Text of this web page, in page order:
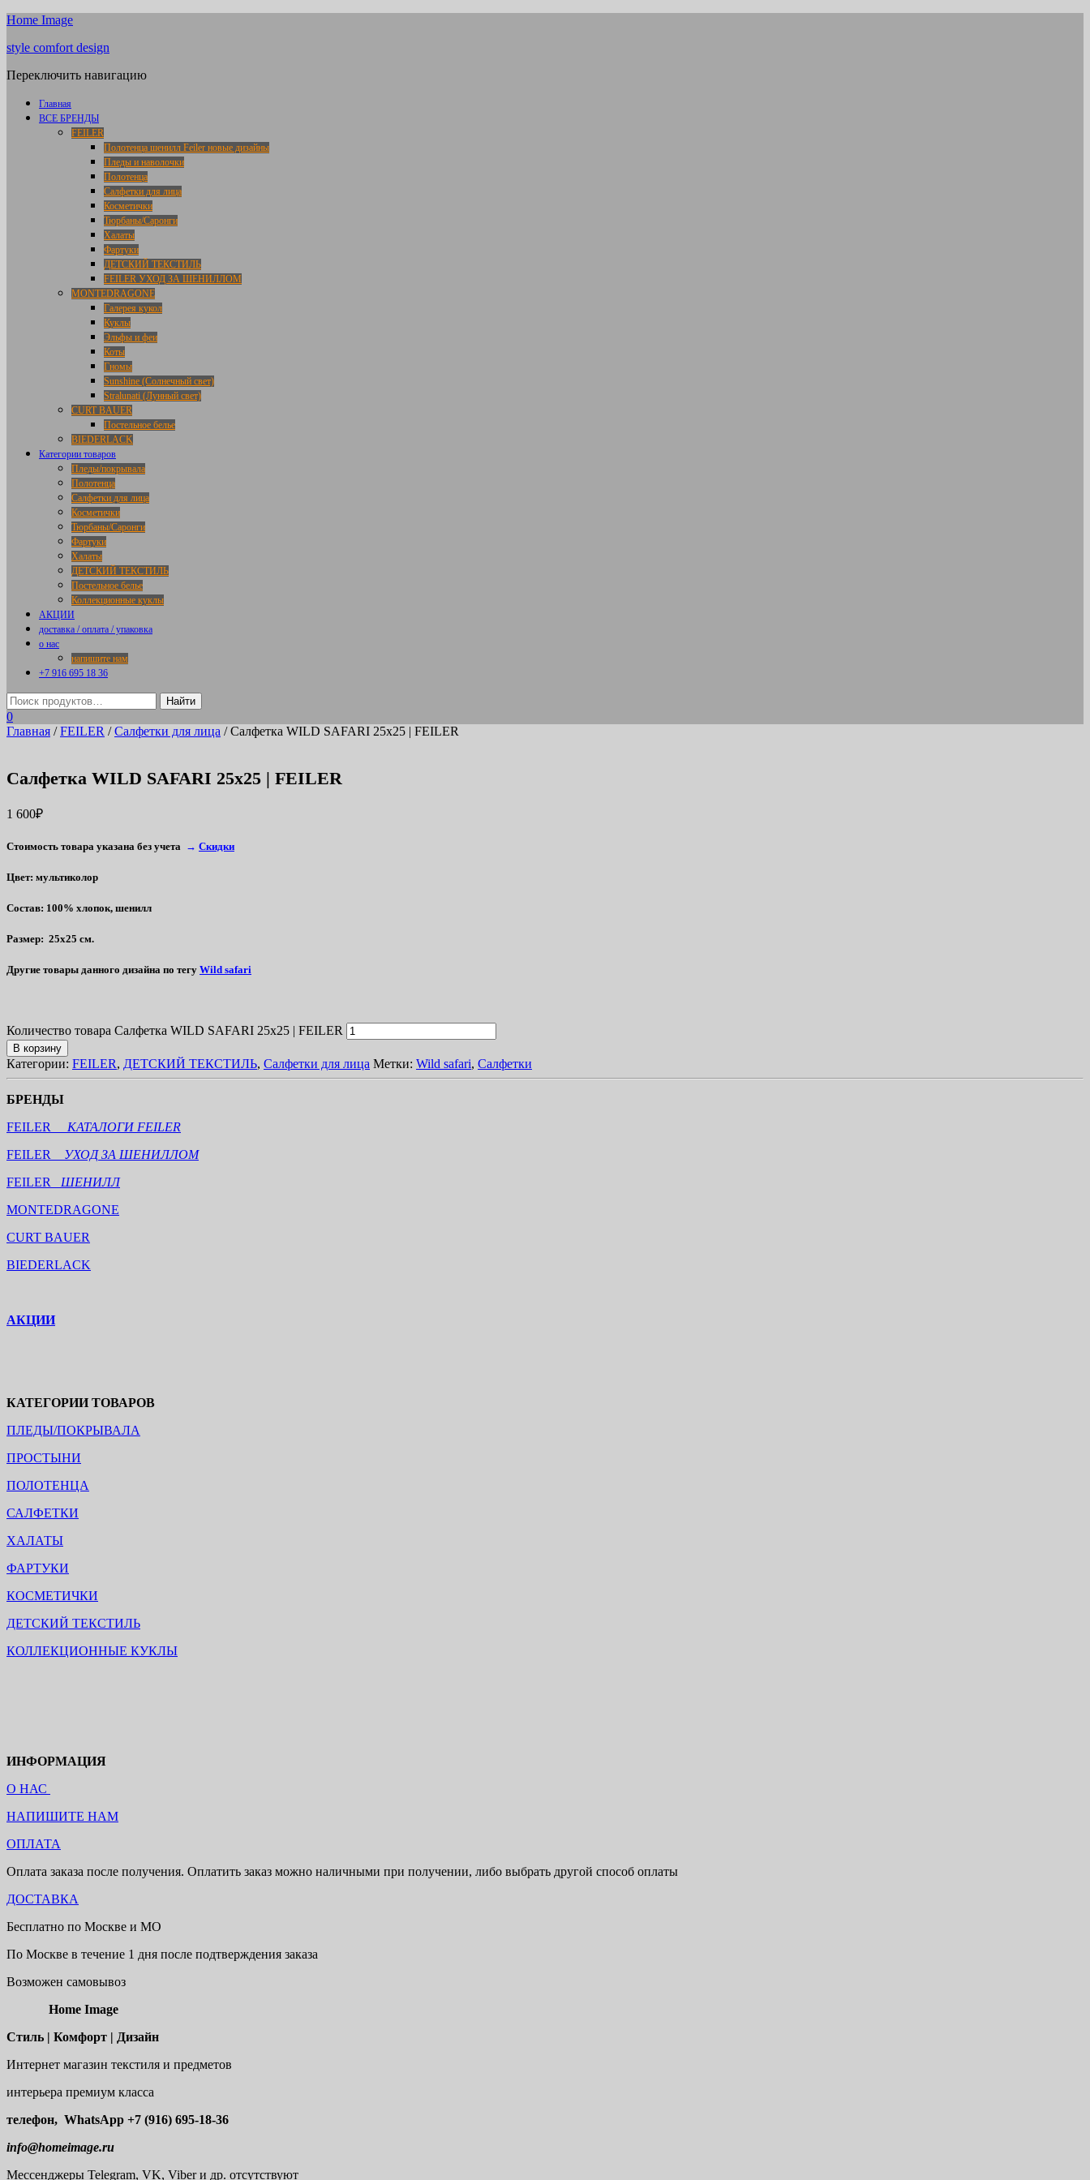
Home Image
style comfort design
Переключить навигацию
Главная
ВСЕ БРЕНДЫ
FEILER
Полотенца шенилл Feiler новые дизайны
Пледы и наволочки
Полотенца
Салфетки для лица
Косметички
Тюрбаны/Саронги
Халаты
Фартуки
ДЕТСКИЙ ТЕКСТИЛЬ
FEILER УХОД ЗА ШЕНИЛЛОМ
MONTEDRAGONE
Галерея кукол
Куклы
Эльфы и феи
Коты
Гномы
Sunshine (Солнечный свет)
Stralunati (Лунный свет)
CURT BAUER
Постельное белье
BIEDERLACK
Категории товаров
Пледы/покрывала
Полотенца
Салфетки для лица
Косметички
Тюрбаны/Саронги
Фартуки
Халаты
ДЕТСКИЙ ТЕКСТИЛЬ
Постельное белье
Коллекционные куклы
АКЦИИ
доставка / оплата / упаковка
о нас
напишите нам
+7 916 695 18 36
0
Главная /FEILER /Салфетки для лица / Салфетка WILD SAFARI 25х25 | FEILER
Салфетка WILD SAFARI 25х25 | FEILER
1 600₽
Стоимость товара указана без учета → Скидки
Цвет: мультиколор
Состав: 100% хлопок, шенилл
Размер: 25х25 см.
Другие товары данного дизайна по тегу Wild safari
Количество товара Салфетка WILD SAFARI 25х25 | FEILER
В корзину
Категории: FEILER, ДЕТСКИЙ ТЕКСТИЛЬ, Салфетки для лица Метки: Wild safari, Салфетки
БРЕНДЫ
FEILER КАТАЛОГИ FEILER
FEILER
УХОД ЗА ШЕНИЛЛОМ
FEILER ШЕНИЛЛ
MONTEDRAGONE
CURT BAUER
BIEDERLACK
АКЦИИ
КАТЕГОРИИ ТОВАРОВ
ПЛЕДЫ/ПОКРЫВАЛА
ПРОСТЫНИ
ПОЛОТЕНЦА
САЛФЕТКИ
ХАЛАТЫ
ФАРТУКИ
КОСМЕТИЧКИ
ДЕТСКИЙ ТЕКСТИЛЬ
КОЛЛЕКЦИОННЫЕ КУКЛЫ
ИНФОРМАЦИЯ
О НАС
НАПИШИТЕ НАМ
ОПЛАТА
Оплата заказа после получения. Оплатить заказ можно наличными при получении, либо выбрать другой способ оплаты
ДОСТАВКА
Бесплатно по Москве и МО
По Москве в течение 1 дня после подтверждения заказа
Возможен самовывоз
Home Image
Стиль | Комфорт | Дизайн
Интернет магазин текстиля и предметов
интерьера премиум класса
телефон, WhatsApp +7 (916) 695-18-36
info@homeimage.ru
Мессенджеры Telegram, VK, Viber и др. отсутствуют